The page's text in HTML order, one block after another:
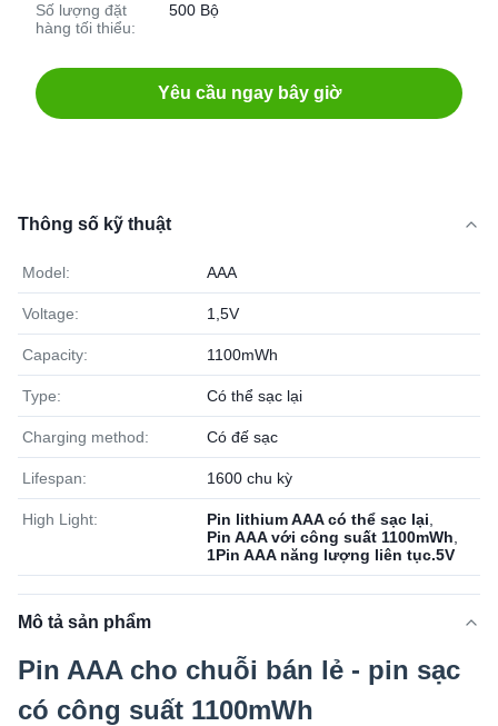
Số lượng đặt
hàng tối thiểu:
500 Bộ
Yêu cầu ngay bây giờ
Thông số kỹ thuật
Model: AAA
Voltage: 1,5V
Capacity: 1100mWh
Type: Có thể sạc lại
Charging method: Có đế sạc
Lifespan: 1600 chu kỳ
High Light: Pin lithium AAA có thể sạc lại
Pin AAA với công suất 1100mWh
1Pin AAA năng lượng liên tục.5V
Mô tả sản phẩm
Pin AAA cho chuỗi bán lẻ - pin sạc
có công suất 1100mWh